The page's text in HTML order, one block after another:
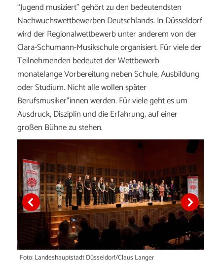
“Jugend musiziert” gehört zu den bedeutendsten
Nachwuchswettbewerben Deutschlands. In Düsseldorf
wird der Regionalwettbewerb unter anderem von der
Clara-Schumann-Musikschuleorganisiert. Für viele der
Teilnehmenden bedeutet der Wettbewerb
monatelange Vorbereitung neben Schule, Ausbildung
oder Studium. Nicht alle wollen später
Berufsmusiker*innen werden. Für viele geht es um
Ausdruck, Disziplin und die Erfahrung, auf einer
großen Bühne zu stehen.
Foto: Landeshauptstadt Düsseldorf/Claus Langer